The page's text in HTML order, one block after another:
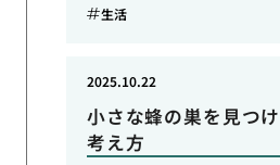
生活
小さな蜂の巣を見つ
考え方
2025.10.22